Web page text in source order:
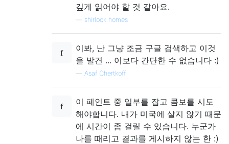
깊게 읽어야 할 것 같아요.
shirlock homes
이봐, 난 그냥 조금 구글 검색하고 이것
을 발견 ... 이보다 간단한 수 없습니다 :)
— Asaf Chertkoff
이 페인트 중 일부를 잡고 콤보를 시도
해야합니다. 내가 미국에 살지 않기 때문
에 시간이 좀 걸릴 수 있습니다. 누군가
나를 때리고 결과를 게시하지 않는 한 :)